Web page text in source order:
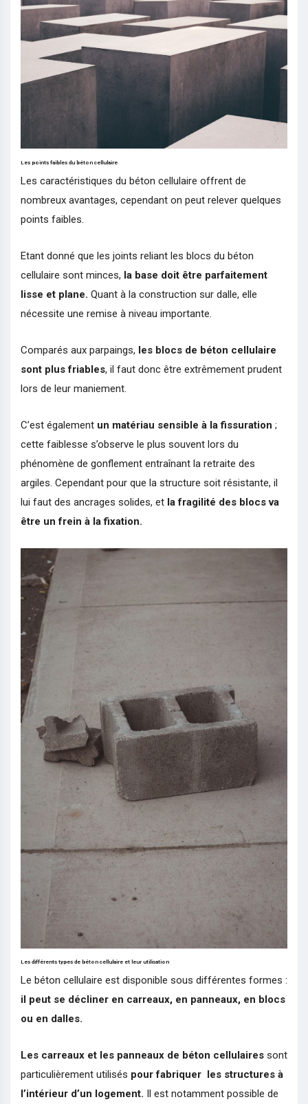
Les points faibles du béton cellulaire
Les caractéristiques du béton cellulaire offrent de
nombreux avantages, cependant on peut relever quelques
points faibles.
Etant donné que les joints reliant les blocs du béton
cellulaire sont minces, la base doit être parfaitement
lisse et plane. Quant à la construction sur dalle, elle
nécessite une remise à niveau importante.
Comparés aux parpaings, les blocs de béton cellulaire
sont plus friables, il faut donc être extrêmement prudent
lors de leur maniement.
C’est également un matériau sensible à la fissuration ;
cette faiblesse s’observe le plus souvent lors du
phénomène de gonflement entraînant la retraite des
argiles. Cependant pour que la structure soit résistante, il
lui faut des ancrages solides, et la fragilité des blocs va
être un frein à la fixation.
Les différents types de béton cellulaire et leur utilisation
Le béton cellulaire est disponible sous différentes formes :
il peut se décliner en carreaux, en panneaux, en blocs
ou en dalles.
Les carreaux et les panneaux de béton cellulaires sont
particulièrement utilisés pour fabriquer les structures à
l’intérieur d’un logement. Il est notamment possible de